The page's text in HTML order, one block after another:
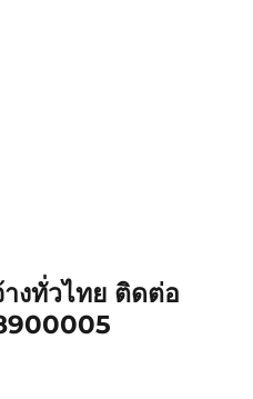
งทั่วไทย ติดต่อ